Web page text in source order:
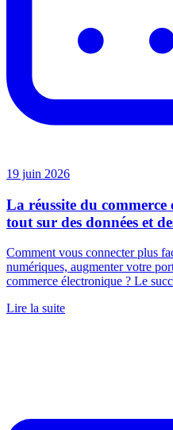
19 juin 2026
La réussite du
tout sur des données et
Comment vous connecter plus
numériques, augmenter votre
commerce électronique ? Le
Lire la suite